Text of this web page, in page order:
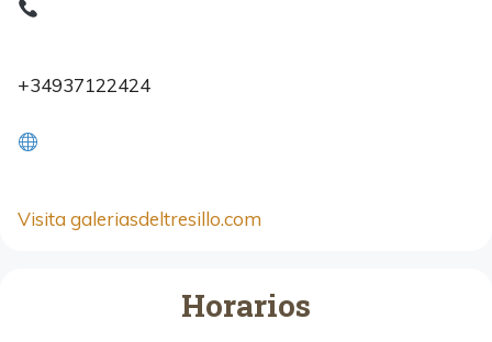
+34937122424
Visita galeriasdeltresillo.com
Horarios